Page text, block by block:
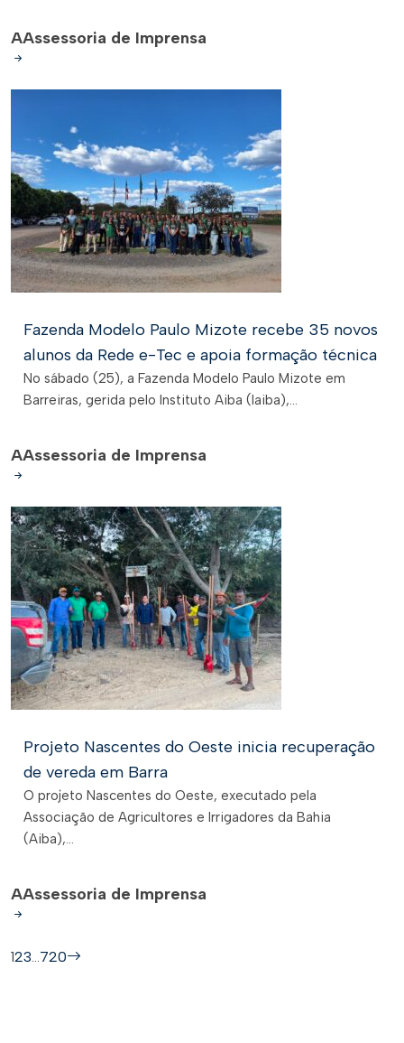
AAssessoria de Imprensa
Fazenda Modelo Paulo Mizote recebe 35 novos
alunos da Rede e-Tec e apoia formação técnica
No sábado (25), a Fazenda Modelo Paulo Mizote em
Barreiras, gerida pelo Instituto Aiba (Iaiba),...
AAssessoria de Imprensa
Projeto Nascentes do Oeste inicia recuperação
de vereda em Barra
O projeto Nascentes do Oeste, executado pela
Associação de Agricultores e Irrigadores da Bahia
(Aiba),...
AAssessoria de Imprensa
123…720